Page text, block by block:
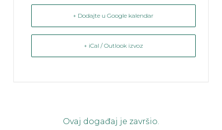
+ Dodajte u Google kalendar
+ iCal / Outlook izvoz
Ovaj događaj je završio.